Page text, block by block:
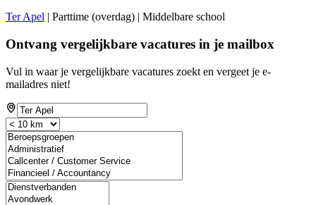
Ter Apel | Parttime (overdag) | Middelbare school
Ontvang vergelijkbare vacatures in je mailbox
Vul in waar je vergelijkbare vacatures zoekt en vergeet je e-
mailadres niet!
If
you
are
a
human,
ignore
this
field